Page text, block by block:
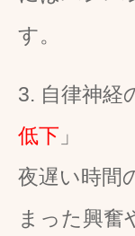
す。
3. 自律神経
低下 」
夜遅い時間
まった興奮